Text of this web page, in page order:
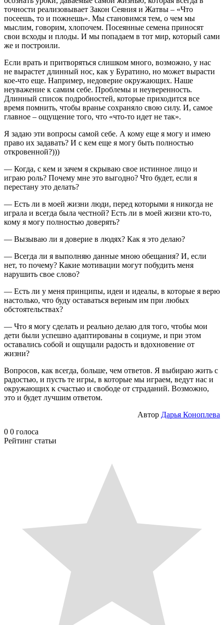
точности реализовывает Закон Сеяния и Жатвы – «Что
посеешь, то и пожнешь». Мы становимся тем, о чем мы
мыслим, говорим, хлопочем. Посеянные семена приносят
свои всходы и плоды. И мы попадаем в тот мир, который сами
же и построили.
Если врать и притворяться слишком много, возможно, у нас
не вырастет длинный нос, как у Буратино, но может вырасти
кое-что еще. Например, недоверие окружающих. Наше
неуважение к самим себе. Проблемы и неуверенность.
Длинный список подробностей, которые приходится все
время помнить, чтобы вранье сохраняло свою силу. И, самое
главное – ощущение того, что «что-то идет не так».
Я задаю эти вопросы самой себе. А кому еще я могу и имею
право их задавать? И с кем еще я могу быть полностью
откровенной?)))
— Когда, с кем и зачем я скрываю свое истинное лицо и
играю роль? Почему мне это выгодно? Что будет, если я
перестану это делать?
— Есть ли в моей жизни люди, перед которыми я никогда не
играла и всегда была честной? Есть ли в моей жизни кто-то,
кому я могу полностью доверять?
— Вызываю ли я доверие в людях? Как я это делаю?
— Всегда ли я выполняю данные мною обещания? И, если
нет, то почему? Какие мотивации могут побудить меня
нарушить свое слово?
— Есть ли у меня принципы, идеи и идеалы, в которые я верю
настолько, что буду оставаться верным им при любых
обстоятельствах?
— Что я могу сделать и реально делаю для того, чтобы мои
дети были успешно адаптированы в социуме, и при этом
оставались собой и ощущали радость и вдохновение от
жизни?
Вопросов, как всегда, больше, чем ответов. Я выбираю жить с
радостью, и пусть те игры, в которые мы играем, ведут нас и
окружающих к счастью и свободе от страданий. Возможно,
это и будет лучшим ответом.
Автор Дарья Коноплева
0 0 голоса
Рейтинг статьи